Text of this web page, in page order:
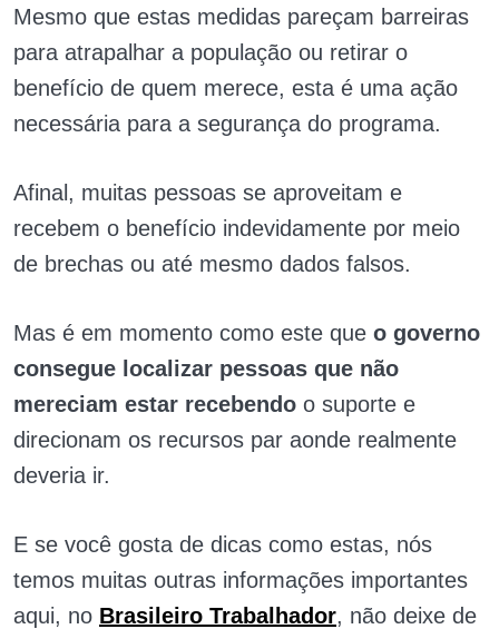
Mesmo que estas medidas pareçam barreiras
para atrapalhar a população ou retirar o
benefício de quem merece, esta é uma ação
necessária para a segurança do programa.
Afinal, muitas pessoas se aproveitam e
recebem o benefício indevidamente por meio
de brechas ou até mesmo dados falsos.
Mas é em momento como este que o governo
consegue localizar pessoas que não
mereciam estar recebendo o suporte e
direcionam os recursos par aonde realmente
deveria ir.
E se você gosta de dicas como estas, nós
temos muitas outras informações importantes
aqui, no Brasileiro Trabalhador, não deixe de